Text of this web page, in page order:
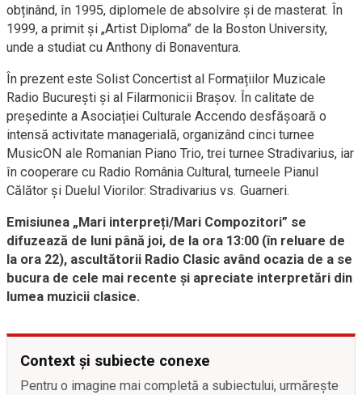
obținând, în 1995, diplomele de absolvire și de masterat. În
1999, a primit și „Artist Diploma” de la Boston University,
unde a studiat cu Anthony di Bonaventura.
În prezent este Solist Concertist al Formațiilor Muzicale
Radio București și al Filarmonicii Brașov. În calitate de
președinte a Asociației Culturale Accendo desfășoară o
intensă activitate managerială, organizând cinci turnee
MusicON ale Romanian Piano Trio, trei turnee Stradivarius, iar
în cooperare cu Radio România Cultural, turneele Pianul
Călător și Duelul Viorilor: Stradivarius vs. Guarneri.
Emisiunea „Mari interpreți/Mari Compozitori” se
difuzează de luni până joi, de la ora 13:00 (în reluare de
la ora 22), ascultătorii Radio Clasic având ocazia de a se
bucura de cele mai recente și apreciate interpretări din
lumea muzicii clasice.
Context și subiecte conexe
Pentru o imagine mai completă a subiectului, urmărește